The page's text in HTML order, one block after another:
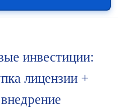
инвестиции:
лицензии +
внедрение